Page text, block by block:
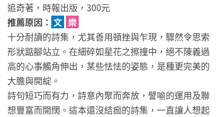
追奇著，時報出版，300元
推薦原因： 文 樂
十分耐讀的詩集，尤其善用頓挫與乍現，驟然令思索
形狀踮腳站立。在細碎如星花之擦撞中，絕不陳義過
高的心事觸角伸出，某些怯怯的姿態，是種更完美的
大膽與開綻。
詩句短巧而有力，詩意內聚而奔放，譬喻的運用及聯
想豐富而開闊。這本還沒結痂的詩集，一直讓人想起